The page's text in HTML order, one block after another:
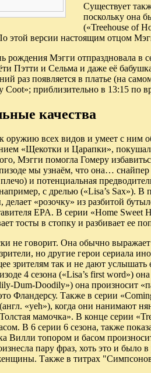
Существует
поскольку она
(«Treehouse of
версии настоящим отцом
рождения Мэгги отпраздновала в
Пэтти и Сельма и даже её
раз появляется в платье (на
Coot»; приблизительно в 13:15 по
качества
оружию всех видов и умеет с ним
«Щекотки и Царапки»,
Мэгги помогла Гомеру
мы узнаём, что она…
и потенциальная
с дрелью («Lisa’s Sax»). В
делает «розочку» из разбитой
EPA. В серии «Home
тосты в стопку и разбивает ее
не говорит. Она обычно
но другие герои сериала
зрителям так и не дают
4 сезона («Lisa’s first word»)
Dum-Doodily») она произносит
Фландерсу. Также в серии
«yeh»), когда они нанимают
мамочка». В конце серии
В 6 серии 6 сезона, также
Вилли топором и басом
пару фраз, хоть это и было
Также в титрах